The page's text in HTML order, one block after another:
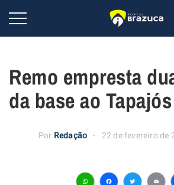
Remo empresta
da base ao Tapajós
Por Redação 22 de fevereiro de